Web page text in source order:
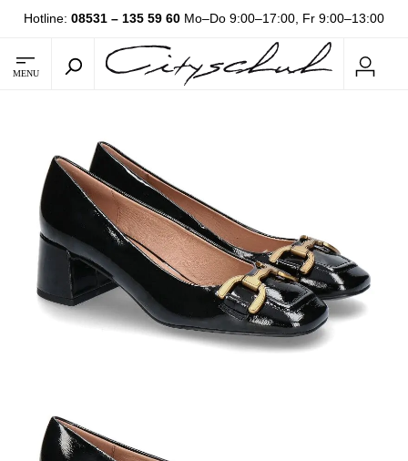
Hotline: 08531 – 135 59 60 Mo–Do 9:00–17:00, Fr 9:00–13:00
MENU